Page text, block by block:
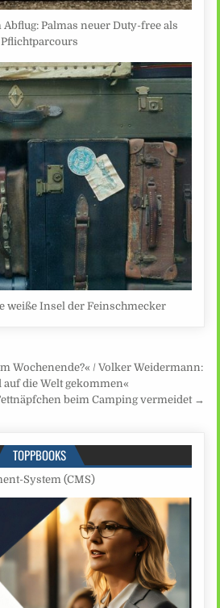
Palmas neuer Duty-free als
Pflichtparcours
weiße Insel der Feinschmecker
Wochenende?« / Volker Weidermann:
die Welt gekommen«
beim Camping vermeidet →
TOPPBOOKS
System (CMS)